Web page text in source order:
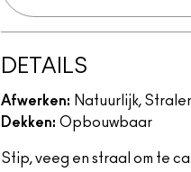
DETAILS
Afwerken: Natuurlijk,
Dekken: Opbouwbaar
Stip, veeg en straal om te